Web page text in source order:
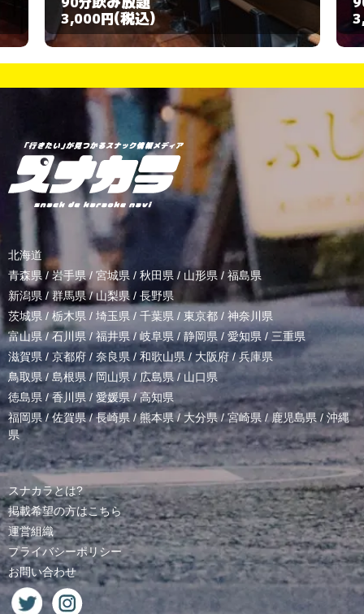
3,000円 (税込)
北海道
青森県 / 岩手県/ 宮城県 / 秋田県 / 山形県/ 福島県
新潟県 /群馬県/山梨県 / 長野県
茨城県 / 栃木県 / 埼玉県 / 千葉県 / 東京都 / 神奈川県
富山県 /石川県/福井県/岐阜県 / 静岡県 / 愛知県 / 三重県
滋賀県 / 京都府 / 奈良県 / 和歌山県/ 大阪府 /兵庫県
鳥取県/ 島根県 /岡山県/ 広島県 / 山口県
徳島県 /香川県 / 愛媛県/高知県
福岡県/佐賀県/長崎県 /熊本県/ 大分県/宮崎県 /鹿児島県 / 沖縄
県
スナカラとは?
掲載希望の方はこちら
運営組織
プライバシーポリシー
お問い合わせ